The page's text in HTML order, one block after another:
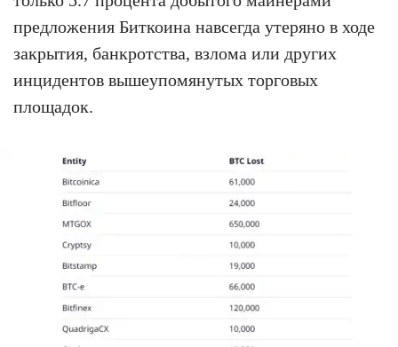
предложения Биткоина навсегда утеряно в ходе
закрытия, банкротства, взлома или других
инцидентов вышеупомянутых торговых
площадок.